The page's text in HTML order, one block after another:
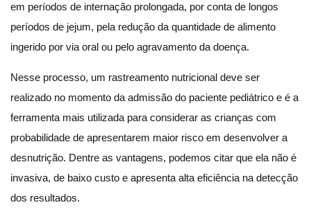
em períodos de internação prolongada, por conta de longos
períodos de jejum, pela redução da quantidade de alimento
ingerido por via oral ou pelo agravamento da doença.
Nesse processo, um rastreamento nutricional deve ser
realizado no momento da admissão do paciente pediátrico e é a
ferramenta mais utilizada para considerar as crianças com
probabilidade de apresentarem maior risco em desenvolver a
desnutrição. Dentre as vantagens, podemos citar que ela não é
invasiva, de baixo custo e apresenta alta eficiência na detecção
dos resultados.